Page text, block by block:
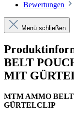
Bewertungen
Menü schließen
BELT
MIT
MTM AMMO
GÜRTELCLIP